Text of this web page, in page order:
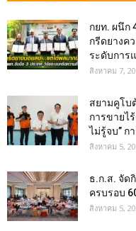
กยท. ผนึก
กรีดยางค
ระดับการ
สิงหาคม 7,
สยามคูโบ
การขายไ
ไม่รู้จบ” ก
สิงหาคม 5,
ธ.ก.ส. จัด
ครบรอบ
สิงหาคม 5,